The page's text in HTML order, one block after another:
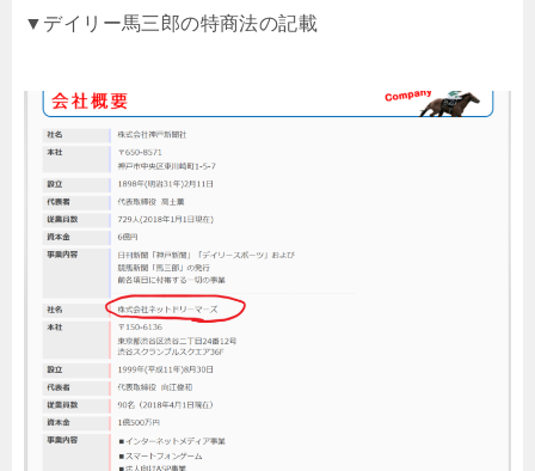
▼デイリー馬三郎の特商法の記載